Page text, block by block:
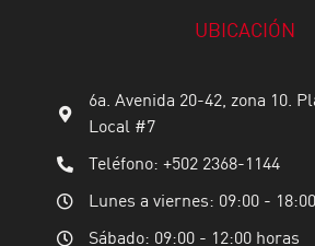
UBICACIÓN
6a. Avenida 20-42, zona 10.
Local #7
Teléfono: +502 2368-1144
Lunes a viernes: 09:00 -
Sábado: 09:00 - 12:00 horas